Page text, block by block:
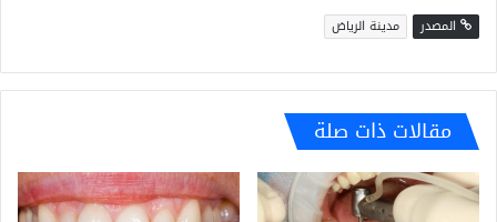
المصدر مدينة الرياض
مقالات ذات صلة